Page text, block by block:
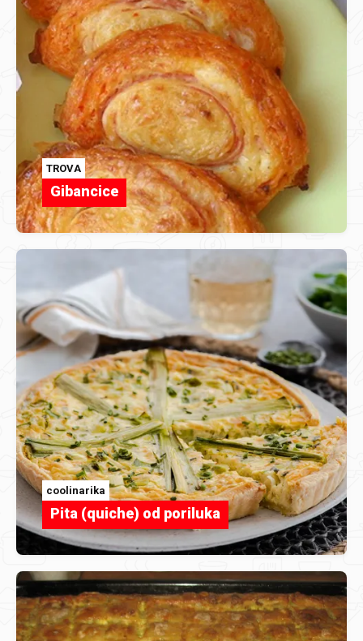
TROVA
Gibancice
coolinarika
Pita (quiche) od poriluka